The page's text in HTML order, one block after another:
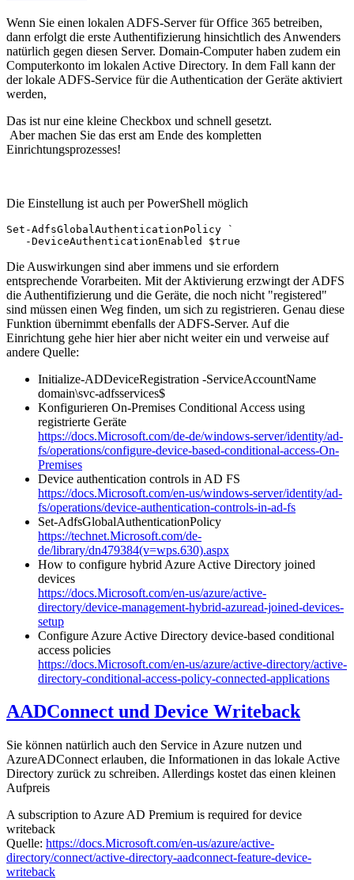
Wenn Sie einen lokalen ADFS-Server für Office 365 betreiben,
dann erfolgt die erste Authentifizierung hinsichtlich des Anwenders
natürlich gegen diesen Server. Domain-Computer haben zudem ein
Computerkonto im lokalen Active Directory. In dem Fall kann der
der lokale ADFS-Service für die Authentication der Geräte aktiviert
werden,
Das ist nur eine kleine Checkbox und schnell gesetzt.
Aber machen Sie das erst am Ende des kompletten
Einrichtungsprozesses!
Die Einstellung ist auch per PowerShell möglich
Set-AdfsGlobalAuthenticationPolicy `
   -DeviceAuthenticationEnabled $true
Die Auswirkungen sind aber immens und sie erfordern
entsprechende Vorarbeiten. Mit der Aktivierung erzwingt der ADFS
die Authentifizierung und die Geräte, die noch nicht "registered"
sind müssen einen Weg finden, um sich zu registrieren. Genau diese
Funktion übernimmt ebenfalls der ADFS-Server. Auf die
Einrichtung gehe hier hier aber nicht weiter ein und verweise auf
andere Quelle:
Initialize-ADDeviceRegistration -ServiceAccountName
domain\svc-adfsservices$
Konfigurieren On-Premises Conditional Access using
registrierte Geräte
https://docs.Microsoft.com/de-de/windows-server/identity/ad-
fs/operations/configure-device-based-conditional-access-On-
Premises
Device authentication controls in AD FS
https://docs.Microsoft.com/en-us/windows-server/identity/ad-
fs/operations/device-authentication-controls-in-ad-fs
Set-AdfsGlobalAuthenticationPolicy
https://technet.Microsoft.com/de-
de/library/dn479384(v=wps.630).aspx
How to configure hybrid Azure Active Directory joined
devices
https://docs.Microsoft.com/en-us/azure/active-
directory/device-management-hybrid-azuread-joined-devices-
setup
Configure Azure Active Directory device-based conditional
access policies
https://docs.Microsoft.com/en-us/azure/active-directory/active-
directory-conditional-access-policy-connected-applications
AADConnect und Device Writeback
Sie können natürlich auch den Service in Azure nutzen und
AzureADConnect erlauben, die Informationen in das lokale Active
Directory zurück zu schreiben. Allerdings kostet das einen kleinen
Aufpreis
A subscription to Azure AD Premium is required for device
writeback
Quelle: https://docs.Microsoft.com/en-us/azure/active-
directory/connect/active-directory-aadconnect-feature-device-
writeback